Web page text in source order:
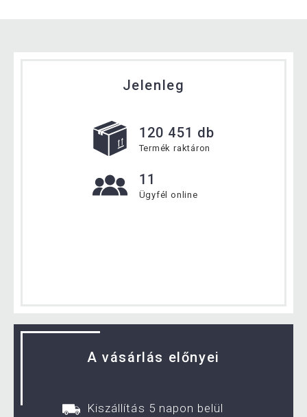
Jelenleg
120 451 db
Termék raktáron
11
Ügyfél online
A vásárlás előnyei
Kiszállítás 5 napon belül